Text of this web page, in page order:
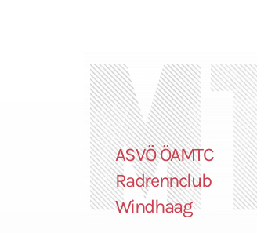
ASVÖ ÖAMTC
Radrennclub
Windhaag